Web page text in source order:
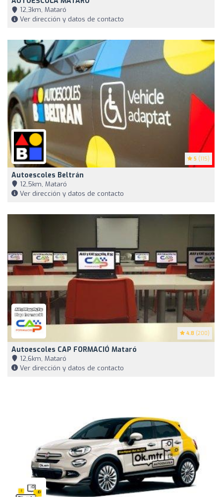
12,3km, Mataró
Ver dirección y datos de contacto
5 (115)
Autoescoles Beltrán
12,5km, Mataró
Ver dirección y datos de contacto
4.8 (200)
Autoescoles CAP FORMACIÓ Mataró
12,6km, Mataró
Ver dirección y datos de contacto